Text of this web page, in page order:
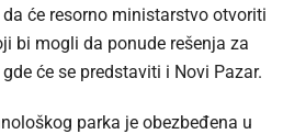
će resorno ministarstvo otvoriti
bi mogli da ponude rešenja za
će se predstaviti i Novi Pazar.
parka je obezbeđena u